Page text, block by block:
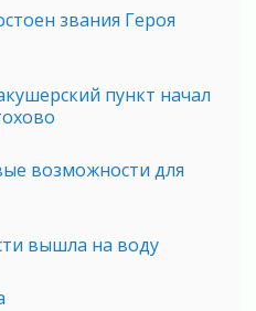
звания Героя
пункт начал
возможности для
вышла на воду